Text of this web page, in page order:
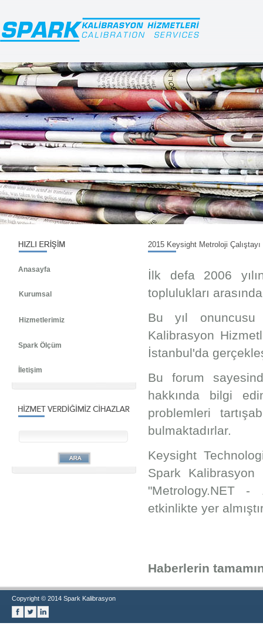
Anasayfa
Kurumsal
Hizmetlerimiz
Spark Ölçüm
İletişim
2015 Keysight Metroloji
İlk defa 2006
toplulukları
Bu yıl onuncusu
Kalibrasyon
İstanbul'da
Bu forum
hakkında bilgi
problemleri
bulmaktadırlar.
Keysight
Spark Kalibrasyon
"Metrology.NET -
etkinlikte yer
Haberlerin
Copyright © 2014 Spark Kalibrasyon